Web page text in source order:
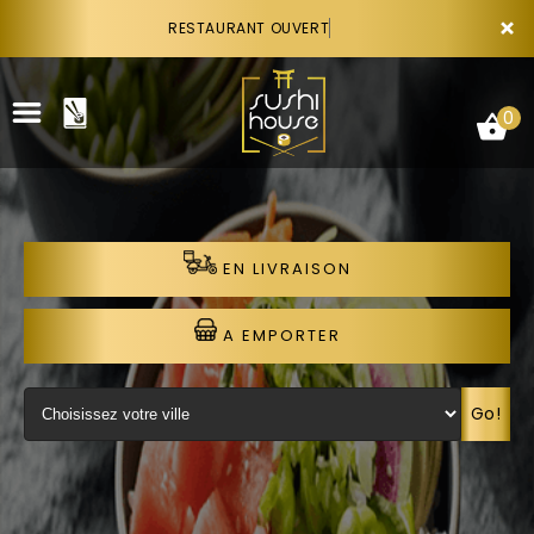
×
RESTAURANT OUVERT
VOTRE COMPTE
NOTRE RESTAURANT
VOS AVIS
0
EN LIVRAISON
A EMPORTER
Go!